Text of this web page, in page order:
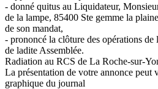
- donné quitus au Liquidateur,
de la lampe, 85400 Ste gemme la
de son mandat,
- prononcé la clôture des opérations
de ladite Assemblée.
Radiation au RCS de La Roche-sur-
La présentation de votre annonce peut
graphique du journal